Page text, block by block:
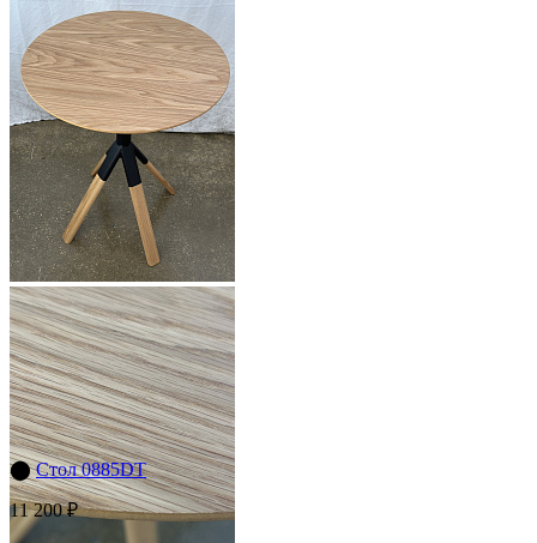
⬤ Стол 0885DT
11 200 ₽